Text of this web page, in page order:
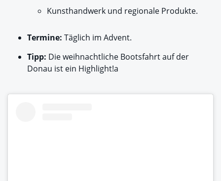
Kunsthandwerk und regionale Produkte.
Termine: Täglich im Advent.
Tipp: Die weihnachtliche Bootsfahrt auf der
Donau ist ein Highlight!a